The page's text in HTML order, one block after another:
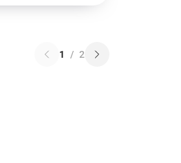
1 / 2